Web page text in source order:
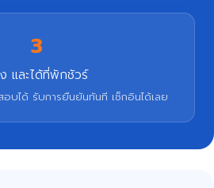
3
และได้ที่พักชัวร์
อบได้ รับการยืนยันทันที เช็กอินได้เลย